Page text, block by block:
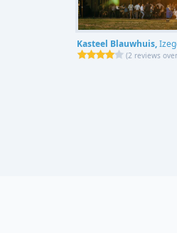
Kasteel Blauwhuis,
(2 reviews